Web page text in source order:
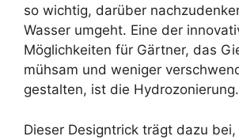
so wichtig, darüber
Wasser umgeht. Eine der
Möglichkeiten für Gärtner, das
mühsam und weniger
gestalten, ist die Hydrozonierung.
Dieser Designtrick trägt dazu bei,